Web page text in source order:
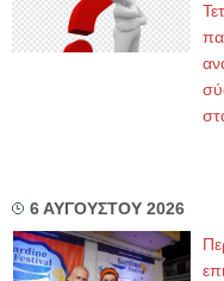
6 ΑΥΓΟΥΣΤΟΥ 2026